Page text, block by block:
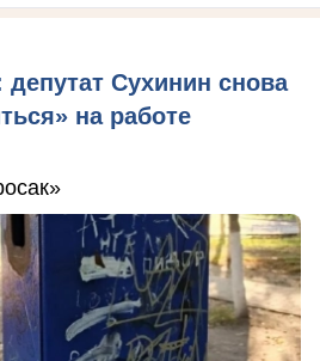
Сухинин снова
на работе